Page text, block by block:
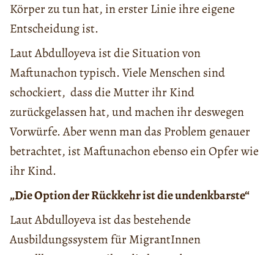
Körper zu tun hat, in erster Linie ihre eigene
Entscheidung ist.
Laut Abdulloyeva ist die Situation von
Maftunachon typisch. Viele Menschen sind
schockiert, dass die Mutter ihr Kind
zurückgelassen hat, und machen ihr deswegen
Vorwürfe. Aber wenn man das Problem genauer
betrachtet, ist Maftunachon ebenso ein Opfer wie
ihr Kind.
„Die Option der Rückkehr ist die undenkbarste“
Laut Abdulloyeva ist das bestehende
Ausbildungssystem für MigrantInnen